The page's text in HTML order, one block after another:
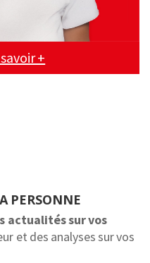
+
PERSONNE
actualités sur vos
et des analyses sur vos